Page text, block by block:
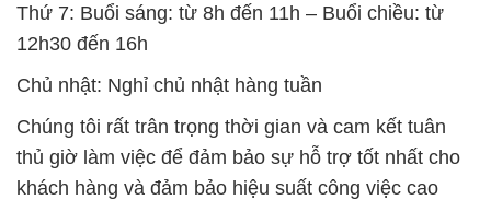
Thứ 7: Buổi sáng: từ 8h đến 11h – Buổi chiều: từ
12h30 đến 16h
Chủ nhật: Nghỉ chủ nhật hàng tuần
Chúng tôi rất trân trọng thời gian và cam kết tuân
thủ giờ làm việc để đảm bảo sự hỗ trợ tốt nhất cho
khách hàng và đảm bảo hiệu suất công việc cao